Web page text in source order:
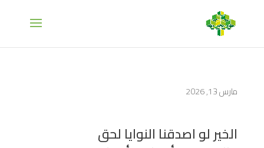
مارس 13, 2026
الخير لو اصدقنا النوايا لحق